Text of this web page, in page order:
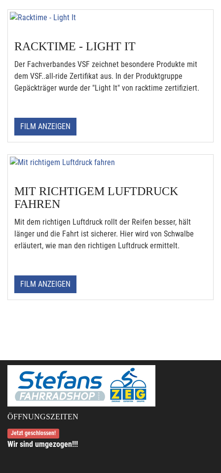
RACKTIME - LIGHT IT
Der Fachverbandes VSF zeichnet besondere Produkte mit
dem VSF..all-ride Zertifikat aus. In der Produktgruppe
Gepäckträger wurde der "Light It" von racktime zertifiziert.
FILM ANZEIGEN
MIT RICHTIGEM LUFTDRUCK
FAHREN
Mit dem richtigen Luftdruck rollt der Reifen besser, hält
länger und die Fahrt ist sicherer. Hier wird von Schwalbe
erläutert, wie man den richtigen Luftdruck ermittelt.
FILM ANZEIGEN
ÖFFNUNGSZEITEN
Jetzt geschlossen!
Wir sind umgezogen!!!